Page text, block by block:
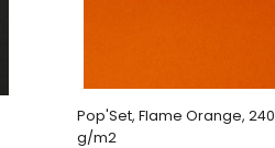
Pop'Set, Flame Orange, 240
g/m2